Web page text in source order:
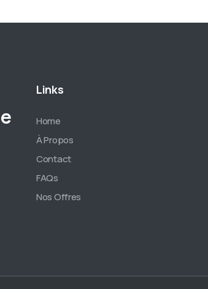
Links
Home
À Propos
Contact
FAQs
Nos Offres